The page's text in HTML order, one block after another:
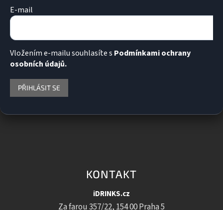
E-mail
Vložením e-mailu souhlasíte s Podmínkami ochrany
osobních údajů.
PŘIHLÁSIT SE
KONTAKT
iDRINKS.cz
Za farou 357/22, 154 00 Praha 5